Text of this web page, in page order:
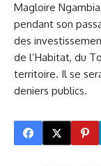
Magloire
pendant son
des
de l’Habitat, du
territoire. Il se
deniers publics.